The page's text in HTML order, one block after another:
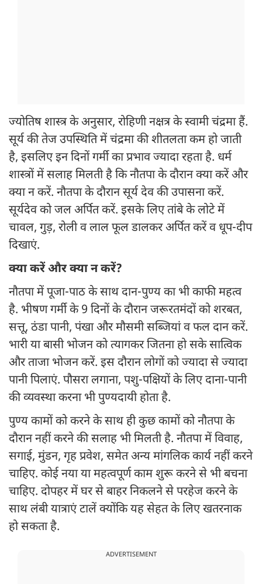
ज्योतिष शास्त्र के अनुसार, रोहिणी नक्षत्र के स्वामी चंद्रमा हैं.
सूर्य की तेज उपस्थिति में चंद्रमा की शीतलता कम हो जाती
है, इसलिए इन दिनों गर्मी का प्रभाव ज्यादा रहता है. धर्म
शास्त्रों में सलाह मिलती है कि नौतपा के दौरान क्या करें और
क्या न करें. नौतपा के दौरान सूर्य देव की उपासना करें.
सूर्यदेव को जल अर्पित करें. इसके लिए तांबे के लोटे में
चावल, गुड़, रोली व लाल फूल डालकर अर्पित करें व धूप-दीप
दिखाएं.
क्या करें और क्या न करें?
नौतपा में पूजा-पाठ के साथ दान-पुण्य का भी काफी महत्व
है. भीषण गर्मी के 9 दिनों के दौरान जरूरतमंदों को शरबत,
सत्तू, ठंडा पानी, पंखा और मौसमी सब्जियां व फल दान करें.
भारी या बासी भोजन को त्यागकर जितना हो सके सात्विक
और ताजा भोजन करें. इस दौरान लोगों को ज्यादा से ज्यादा
पानी पिलाएं. पौसरा लगाना, पशु-पक्षियों के लिए दाना-पानी
की व्यवस्था करना भी पुण्यदायी होता है.
पुण्य कामों को करने के साथ ही कुछ कामों को नौतपा के
दौरान नहीं करने की सलाह भी मिलती है. नौतपा में विवाह,
सगाई, मुंडन, गृह प्रवेश, समेत अन्य मांगलिक कार्य नहीं करने
चाहिए. कोई नया या महत्वपूर्ण काम शुरू करने से भी बचना
चाहिए. दोपहर में घर से बाहर निकलने से परहेज करने के
साथ लंबी यात्राएं टालें क्योंकि यह सेहत के लिए खतरनाक
हो सकता है.
ADVERTISEMENT